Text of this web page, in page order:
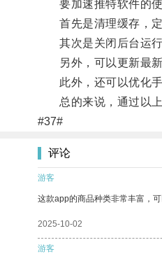
要加速推特软件的使
首先是清理缓存，定
其次是关闭后台运行
另外，可以更新最新
此外，还可以优化手
总的来说，通过以上
#37#
评论
游客
这款app的商品种类非常丰富，
2025-10-02
游客